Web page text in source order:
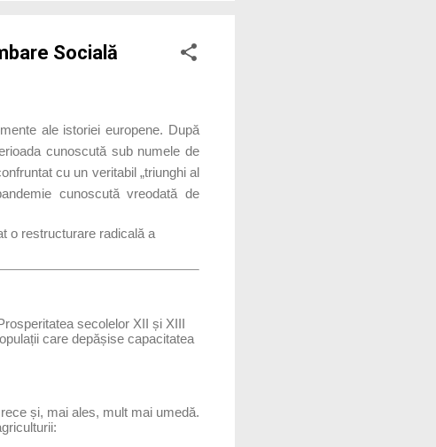
Socială
ale istoriei europene. După
cunoscută sub numele de
cu un veritabil „triunghi al
cunoscută vreodată de
o restructurare radicală a
secolelor XII și XIII
care depășise capacitatea
și, mai ales, mult mai umedă.